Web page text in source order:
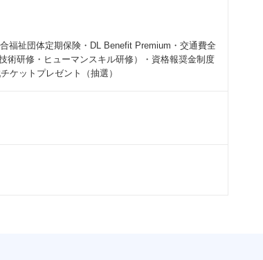
福祉団体定期保険・DL Benefit Premium・交通費全
術研修・ヒューマンスキル研修）・資格報奨金制度
ケットプレゼント（抽選）